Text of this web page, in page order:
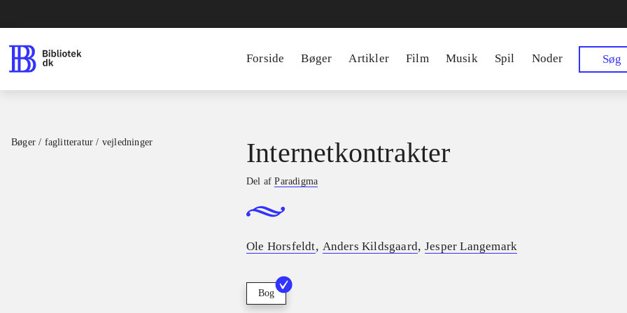
Forside Bøger Artikler Film Musik Spil Noder Søg
Bøger / faglitteratur / vejledninger Internetkontrakter
Del afParadigma
Ole Horsfeldt, Anders Kildsgaard,Jesper Langemark
Bog